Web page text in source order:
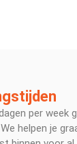
per week
helpen je